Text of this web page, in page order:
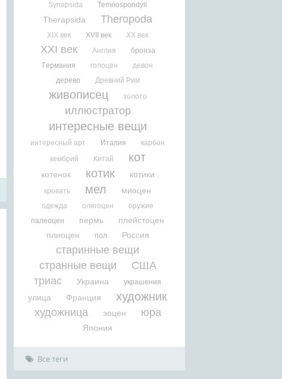
Synapsida
Temnospondyli
Therapsida Theropoda
XIX век XVII век XX век
XXI век Англия
бронза
Германия
голоцен
девон
дерево
Древний Рим
живописец золото
иллюстратор
интересные вещи
интересный арт Италия
карбон
кембрий
Китай кот
котенок котик котики
кровать мел миоцен
одежда олигоцен
оружие
палеоцен
пермь
плейстоцен
плиоцен
пол Россия
старинные вещи
странные вещи
США
триас
Украина украшения
улица Франция художник
художница эоцен юра
Япония
Все теги